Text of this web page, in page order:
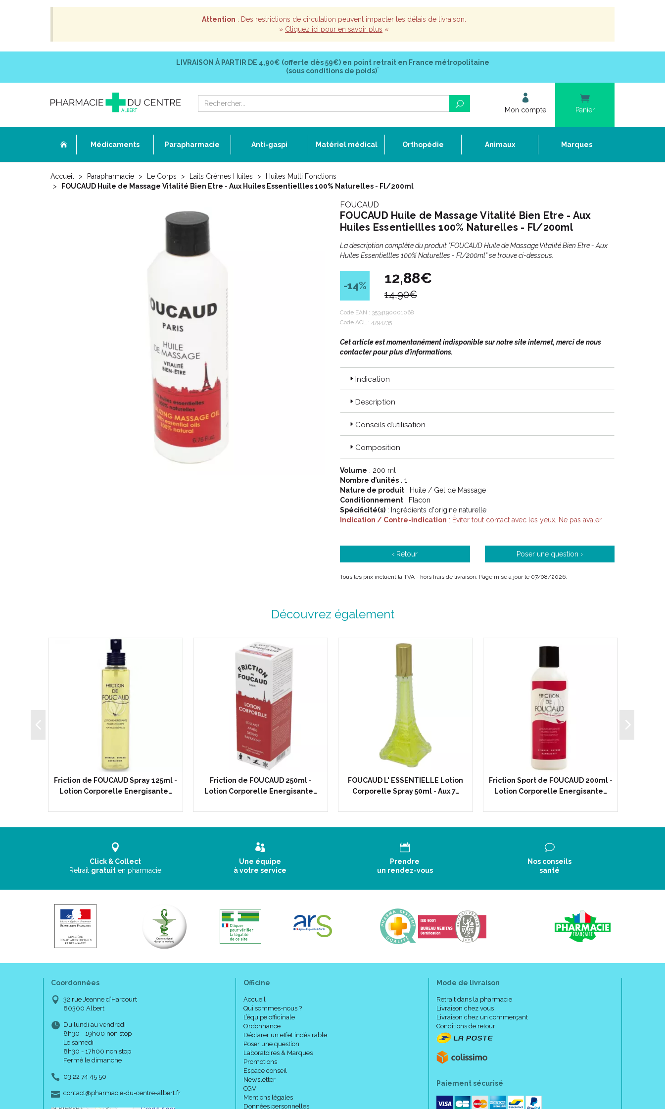
Attention : Des restrictions de circulation peuvent impacter les délais de livraison.
» Cliquez ici pour en savoir plus «
LIVRAISON À PARTIR DE 4,90€ (offerte dès 59€) en point retrait en France métropolitaine
(sous conditions de poids)*
Mon compte Panier
Médicaments Parapharmacie Anti-gaspi Matériel médical Orthopédie Animaux Marques
Accueil Parapharmacie Le Corps Laits Crèmes Huiles
Huiles Multi Fonctions
FOUCAUD Huile de Massage Vitalité Bien Etre - Aux Huiles Essentiellles 100% Naturelles - Fl/200ml
FOUCAUD
FOUCAUD Huile de Massage Vitalité Bien Etre - Aux
Huiles Essentiellles 100% Naturelles - Fl/200ml
La description complète du produit "FOUCAUD Huile de Massage Vitalité Bien Etre - Aux
Huiles Essentiellles 100% Naturelles - Fl/200ml" se trouve ci-dessous.
-14% 12,88€
14,90€
Code EAN : 3534190001068
Code ACL : 4794735
Cet article est momentanément indisponible sur notre site internet, merci de nous
contacter pour plus d’informations.
Indication
Description
Conseils d’utilisation
Composition
Volume : 200 ml
Nombre d’unités : 1
Nature de produit : Huile / Gel de Massage
Conditionnement : Flacon
Spécificité(s) : Ingrédients d'origine naturelle
Indication / Contre-indication : Éviter tout contact avec les yeux, Ne pas avaler
‹ Retour Poser une question ›
Tous les prix incluent la TVA - hors frais de livraison. Page mise à jour le 07/08/2026.
Découvrez également
Friction de FOUCAUD Spray 125ml -
Lotion Corporelle Energisante…
Friction de FOUCAUD 250ml -
Lotion Corporelle Energisante…
FOUCAUD L' ESSENTIELLE Lotion
Corporelle Spray 50ml - Aux 7…
Friction Sport de FOUCAUD 200ml -
Lotion Corporelle Energisante…
Click & Collect
Retrait gratuit en pharmacie
Une équipe
à votre service
Prendre
un rendez-vous
Nos conseils
santé
Coordonnées
32 rue Jeanne d’Harcourt
80300 Albert
Du lundi au vendredi
8h30 - 19h00 non stop
Le samedi
8h30 - 17h00 non stop
Fermé le dimanche
03 22 74 45 50
contact-
@-
pharmacie-du-centre-albert.fr
Officine
Accueil
Qui sommes-nous ?
L’équipe officinale
Ordonnance
Déclarer un effet indésirable
Poser une question
Laboratoires & Marques
Promotions
Espace conseil
Newsletter
CGV
Mentions légales
Données personnelles
Mode de livraison
Retrait dans la pharmacie
Livraison chez vous
Livraison chez un commerçant
Conditions de retour
Paiement sécurisé